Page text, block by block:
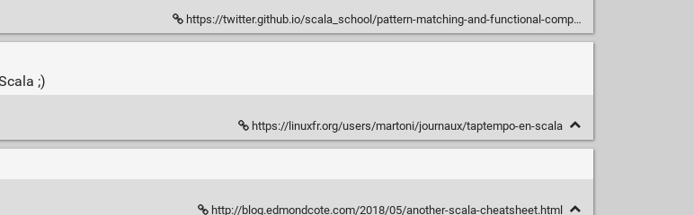
https://twitter.github.io/scala_school/pattern-matching-and-functional-composition.html#PartialFunction
;)
https://linuxfr.org/users/martoni/journaux/taptempo-en-scala
http://blog.edmondcote.com/2018/05/another-scala-cheatsheet.html